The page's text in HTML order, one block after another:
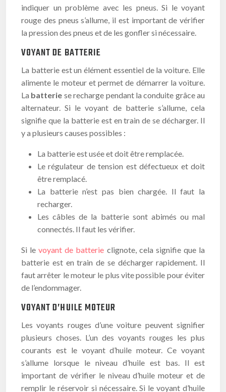
indiquer un problème avec les pneus. Si le voyant
rouge des pneus s’allume, il est important de vérifier
la pression des pneus et de les gonfler si nécessaire.
VOYANT DE BATTERIE
La batterie est un élément essentiel de la voiture. Elle
alimente le moteur et permet de démarrer la voiture.
La batterie se recharge pendant la conduite grâce au
alternateur. Si le voyant de batterie s’allume, cela
signifie que la batterie est en train de se décharger. Il
y a plusieurs causes possibles :
La batterie est usée et doit être remplacée.
Le régulateur de tension est défectueux et doit
être remplacé.
La batterie n’est pas bien chargée. Il faut la
recharger.
Les câbles de la batterie sont abimés ou mal
connectés. Il faut les vérifier.
Si levoyant de batterie clignote, cela signifie que la
batterie est en train de se décharger rapidement. Il
faut arrêter le moteur le plus vite possible pour éviter
de l’endommager.
VOYANT D’HUILE MOTEUR
Les voyants rouges d’une voiture peuvent signifier
plusieurs choses. L’un des voyants rouges les plus
courants est le voyant d’huile moteur. Ce voyant
s’allume lorsque le niveau d’huile est bas. Il est
important de vérifier le niveau d’huile moteur et de
remplir le réservoir si nécessaire. Si le voyant d’huile